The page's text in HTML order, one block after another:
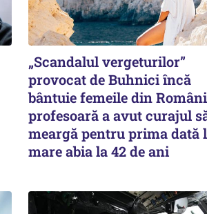
„Scandalul vergeturilor”
provocat de Buhnici încă
bântuie femeile din
profesoară a avut curajul
meargă pentru prima dată
mare abia la 42 de ani